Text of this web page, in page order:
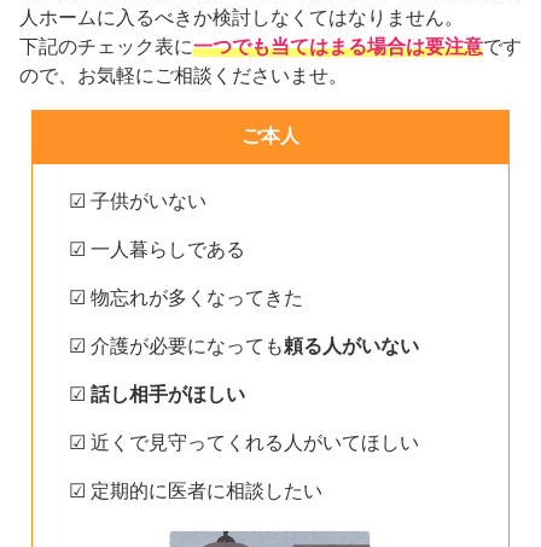
人ホームに入るべきか検討しなくてはなりません。
下記のチェック表に一つでも当てはまる場合は要注意です
ので、お気軽にご相談くださいませ。
ご本人
☑ 子供がいない
☑ 一人暮らしである
☑ 物忘れが多くなってきた
☑ 介護が必要になっても頼る人がいない
☑ 話し相手がほしい
☑ 近くで見守ってくれる人がいてほしい
☑ 定期的に医者に相談したい